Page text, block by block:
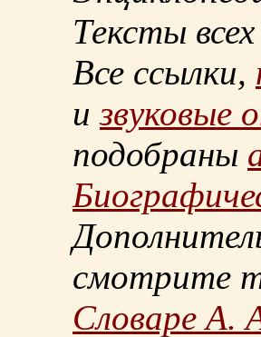
Тексты
Все ссылки,
извуковые
подобраны
смотрите
Словаре А.